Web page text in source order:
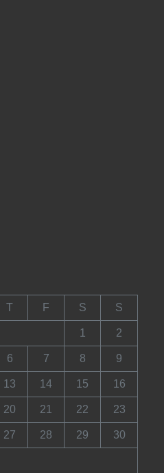
T F S S
1 2
6 7 8 9
13 14 15 16
20 21 22 23
27 28 29 30